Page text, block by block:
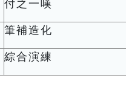
付之一嘆
筆補造化
綜合演練